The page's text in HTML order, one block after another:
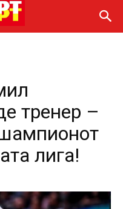
тренер –
лига!